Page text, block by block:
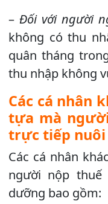
–Đối với người
không có thu
quân tháng
thu nhập không
Các cá nhân
tựa mà
trực tiếp
Các cá nhân
người nộp
dưỡng bao gồm: